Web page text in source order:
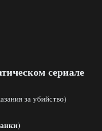
сериале
за убийство)